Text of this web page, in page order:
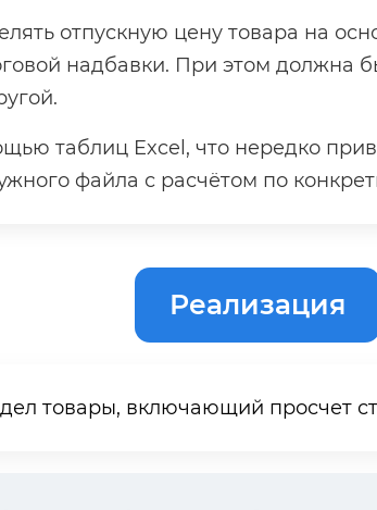
отпускную цену товара на
надбавки. При этом должна
таблиц Excel, что нередко
файла с расчётом по
Реализация
товары, включающий просчет